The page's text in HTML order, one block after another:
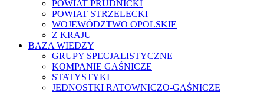
POWIAT PRUDNICKI
POWIAT STRZELECKI
WOJEWÓDZTWO OPOLSKIE
Z KRAJU
BAZA WIEDZY
GRUPY SPECJALISTYCZNE
KOMPANIE GAŚNICZE
STATYSTYKI
JEDNOSTKI RATOWNICZO-GAŚNICZE